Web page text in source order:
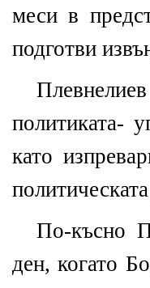
меси в
подготви
политиката-
като
По-късно
ден, когато